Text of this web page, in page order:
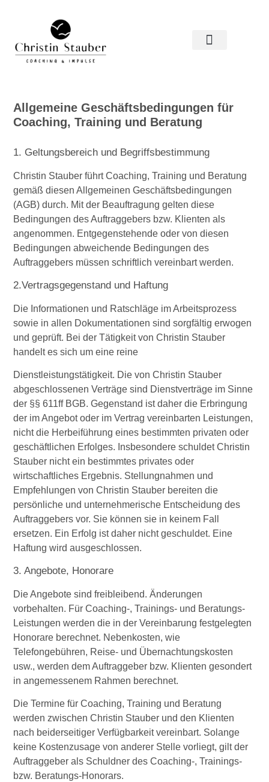
Allgemeine Geschäftsbedingungen für
Coaching, Training und Beratung
1. Geltungsbereich und Begriffsbestimmung
Christin Stauber führt Coaching, Training und Beratung
gemäß diesen Allgemeinen Geschäftsbedingungen
(AGB) durch. Mit der Beauftragung gelten diese
Bedingungen des Auftraggebers bzw. Klienten als
angenommen. Entgegenstehende oder von diesen
Bedingungen abweichende Bedingungen des
Auftraggebers müssen schriftlich vereinbart werden.
2.Vertragsgegenstand und Haftung
Die Informationen und Ratschläge im Arbeitsprozess
sowie in allen Dokumentationen sind sorgfältig erwogen
und geprüft. Bei der Tätigkeit von Christin Stauber
handelt es sich um eine reine
Dienstleistungstätigkeit. Die von Christin Stauber
abgeschlossenen Verträge sind Dienstverträge im Sinne
der §§ 611ff BGB. Gegenstand ist daher die Erbringung
der im Angebot oder im Vertrag vereinbarten Leistungen,
nicht die Herbeiführung eines bestimmten privaten oder
geschäftlichen Erfolges. Insbesondere schuldet Christin
Stauber nicht ein bestimmtes privates oder
wirtschaftliches Ergebnis. Stellungnahmen und
Empfehlungen von Christin Stauber bereiten die
persönliche und unternehmerische Entscheidung des
Auftraggebers vor. Sie können sie in keinem Fall
ersetzen. Ein Erfolg ist daher nicht geschuldet. Eine
Haftung wird ausgeschlossen.
3. Angebote, Honorare
Die Angebote sind freibleibend. Änderungen
vorbehalten. Für Coaching-, Trainings- und Beratungs-
Leistungen werden die in der Vereinbarung festgelegten
Honorare berechnet. Nebenkosten, wie
Telefongebühren, Reise- und Übernachtungskosten
usw., werden dem Auftraggeber bzw. Klienten gesondert
in angemessenem Rahmen berechnet.
Die Termine für Coaching, Training und Beratung
werden zwischen Christin Stauber und den Klienten
nach beiderseitiger Verfügbarkeit vereinbart. Solange
keine Kostenzusage von anderer Stelle vorliegt, gilt der
Auftraggeber als Schuldner des Coaching-, Trainings-
bzw. Beratungs-Honorars.